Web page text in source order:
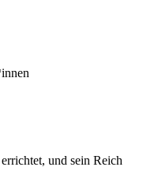
und sein Reich